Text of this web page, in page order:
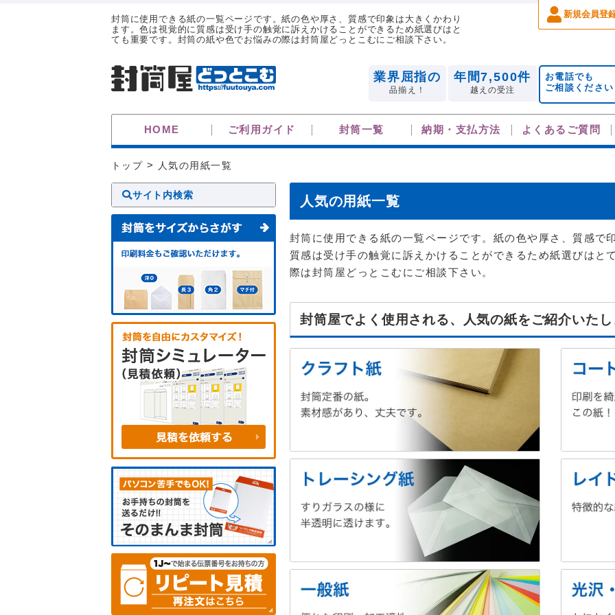
封筒に使用できる紙の一覧ページです。紙の色や厚さ、質感で印象は大きくかわり
ます。色は視覚的に質感は受け手の触覚に訴えかけることができるため紙選びはと
ても重要です。封筒の紙や色でお悩みの際は封筒屋どっとこむにご相談下さい。
新規会員登
業界屈指の
品揃え！
年間7,500件
越えの受注
お電話でも
ご相談ください
HOME ご利用ガイド 封筒一覧 納期・支払方法 よくあるご質問
トップ > 人気の用紙一覧
人気の用紙一覧
封筒に使用できる紙の一覧ページです。紙の色や厚さ、質感で
質感は受け手の触覚に訴えかけることができるため紙選びはと
際は封筒屋どっとこむにご相談下さい。
封筒屋でよく使用される、人気の紙をご紹介いた
サイト内検索